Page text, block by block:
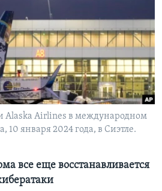
Alaska Airlines в международном
10 января 2024 года, в Сиэтле.
все еще восстанавливается